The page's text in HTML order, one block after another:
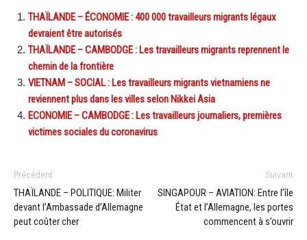
THAÏLANDE – ÉCONOMIE : 400 000 travailleurs migrants légaux
devraient être autorisés
THAÏLANDE – CAMBODGE : Les travailleurs migrants reprennent le
chemin de la frontière
VIETNAM – SOCIAL : Les travailleurs migrants vietnamiens ne
reviennent plus dans les villes selon Nikkei Asia
ECONOMIE – CAMBODGE : Les travailleurs journaliers, premières
victimes sociales du coronavirus
Précédent
THAÏLANDE – POLITIQUE: Militer
devant l’Ambassade d’Allemagne
peut coûter cher
Suivant
SINGAPOUR – AVIATION: Entre l’île
État et l’Allemagne, les portes
commencent à s’ouvrir